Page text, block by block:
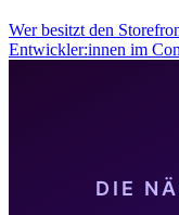
Wer besitzt den
Entwickler:innen im